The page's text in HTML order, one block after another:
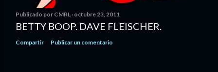
Publicado por CMRL octubre 23, 2011
BETTY BOOP. DAVE FLEISCHER.
Compartir Publicar un comentario